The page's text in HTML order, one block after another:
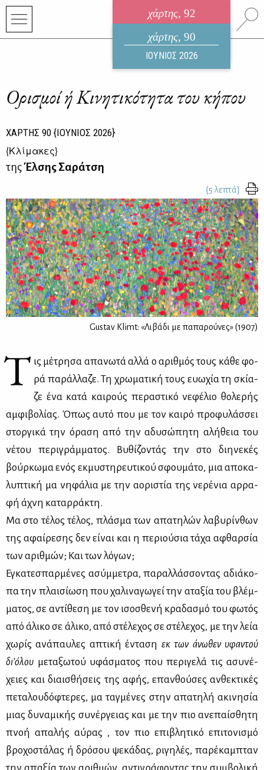
χάρτης, 92
ηλεκτρονικό περιοδικό
ΑΥΓΟΥΣΤΟΣ 2026
χάρτης, 90
ΙΟΥΝΙΟΣ 2026
Ορισμοί ή Κινητικότητα του κήπου
ΧΑΡΤΗΣ 90 {ΙΟΥΝΙΟΣ 2026}
{Κλίμακες}
τηςΈλσης Σαράτση
{5 λεπτά}
Gustav Klimt: «Λιβάδι με παπαρούνες» (1907)
Τ ις μέ­τρη­σα απα­νω­τά αλ­λά ο αριθ­μός τους κά­θε φο­
ρά πα­ράλ­λα­ζε. Τη χρω­μα­τι­κή τους ευω­χία τη σκί­α­
ζε ένα κα­τά και­ρούς πε­ρα­στι­κό νε­φέ­λιο θο­λε­ρής
αμ­φι­βο­λί­ας. Όπως αυ­τό που με τον και­ρό προ­φυ­λάσ­σει
στορ­γι­κά την όρα­ση από την αδυ­σώ­πη­τη αλή­θεια του
νέ­του πε­ρι­γράμ­μα­τος. Βυ­θί­ζο­ντάς την στο δι­η­νε­κές
βούρ­κω­μα ενός εκ­μυ­στη­ρευ­τι­κού σφου­μά­το, μια απο­κα­
λυ­πτι­κή μα νη­φά­λια με την αο­ρι­στία της νε­ρέ­νια αρ­ρα­
φή άχνη κα­ταρ­ρά­κτη.
Μα στο τέ­λος τέ­λος, πλά­σμα των απα­τη­λών λα­βυ­ρίν­θων
της αφαί­ρε­σης δεν εί­ναι και η πε­ριού­σια τά­χα αφθαρ­σία
των αριθ­μών; Και των λό­γων;
Εγκα­τε­σπαρ­μέ­νες ασύμ­με­τρα, πα­ραλ­λάσ­σο­ντας αδιά­κο­
πα την πλαι­σί­ω­ση που χα­λι­να­γω­γεί την ατα­ξία του βλέμ­
μα­τος, σε αντί­θε­ση με τον ισο­σθε­νή κρα­δα­σμό του φω­τός
από άλι­κο σε άλι­κο, από στέ­λε­χος σε στέ­λε­χος, με την λεία
χω­ρίς ανά­παυ­λες απτι­κή έντα­ση εκ των άνω­θεν υφα­ντού
δι­’ό­λου με­τα­ξω­τού υφά­σμα­τος που πε­ρι­γε­λά τις ασυ­νέ­
χειες και διαι­σθή­σεις της αφής, επαν­θού­σες αν­θε­κτι­κές
πε­τα­λου­δό­φτε­ρες, μα ταγ­μέ­νες στην απα­τη­λή ακι­νη­σία
μιας δυ­να­μι­κής συ­νέρ­γειας και με την πιο ανε­παί­σθη­τη
πνοή απα­λής αύ­ρας , τον πιο επι­βλη­τι­κό επι­το­νι­σμό
βρο­χο­στά­λας ή δρό­σου ψε­κά­δας, ρι­γη­λές, πα­ρέ­καμ­πταν